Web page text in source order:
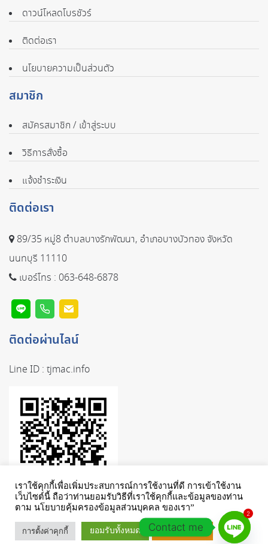
ดาวน์โหลดโบรชัวร์
ติดต่อเรา
นโยบายความเป็นส่วนตัว
สมาชิก
สมัครสมาชิก / เข้าสู่ระบบ
วิธีการสั่งซื้อ
แจ้งชำระเงิน
ติดต่อเรา
89/35 หมู่8 ตำบลบางรักพัฒนา, อำเภอบางบัวทอง จังหวัด
นนทบุรี 11110
เบอร์โทร : 063-648-6878
ติดต่อผ่านไลน์
Line ID : tjmac.info
เราใช้คุกกี้เพื่อเพิ่มประสบการณ์การใช้งานที่ดี การเข้าใช้งาน
เว็บไซต์นี้ ถือว่าท่านยอมรับวิธีที่เราใช้คุกกี้และข้อมูลของท่าน
ตาม นโยบายคุ้มครองข้อมูลส่วนบุคคล ของเรา”
การตั้งค่าคุกกี้ ยอมรับทั้งหมด เรียนรู้เพิ่มเติม
2
Contact me